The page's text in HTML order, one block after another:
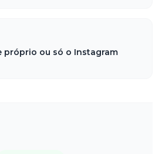
próprio ou só o Instagram